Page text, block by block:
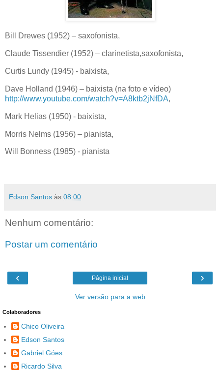
Bill Drewes (1952) – saxofonista,
Claude Tissendier (1952) – clarinetista,saxofonista,
Curtis Lundy (1945) - baixista,
Dave Holland (1946) – baixista (na foto e vídeo)
http://www.youtube.com/watch?v=A8ktb2jNfDA,
Mark Helias (1950) - baixista,
Morris Nelms (1956) – pianista,
Will Bonness (1985) - pianista
Edson Santos às 08:00
Nenhum comentário:
Postar um comentário
‹ ›
Página inicial
Ver versão para a web
Colaboradores
Chico Oliveira
Edson Santos
Gabriel Góes
Ricardo Silva